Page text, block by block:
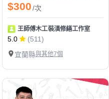
$300/次
王師傅木工裝潢修繕工作室
5.0
(511)
宜蘭縣與其他7個